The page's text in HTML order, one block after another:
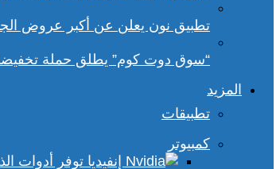
تطبيق نون يعلن عن أكبر عروض
“سوق دوت كوم” يطلق حملة
المزيد
تطبيقات
كمبيوتر